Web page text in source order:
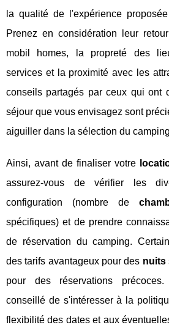
la qualité de l'expérience
Prenez en considération leur
mobil homes, la propreté des
services et la proximité avec les
conseils partagés par ceux qui ont
séjour que vous envisagez sont
aiguiller dans la sélection du
Ainsi, avant de finaliser votre
assurez-vous de vérifier les
configuration (nombre de
spécifiques) et de prendre
de réservation du camping.
des tarifs avantageux pour des nuits
pour des réservations
conseillé de s'intéresser à la
flexibilité des dates et aux